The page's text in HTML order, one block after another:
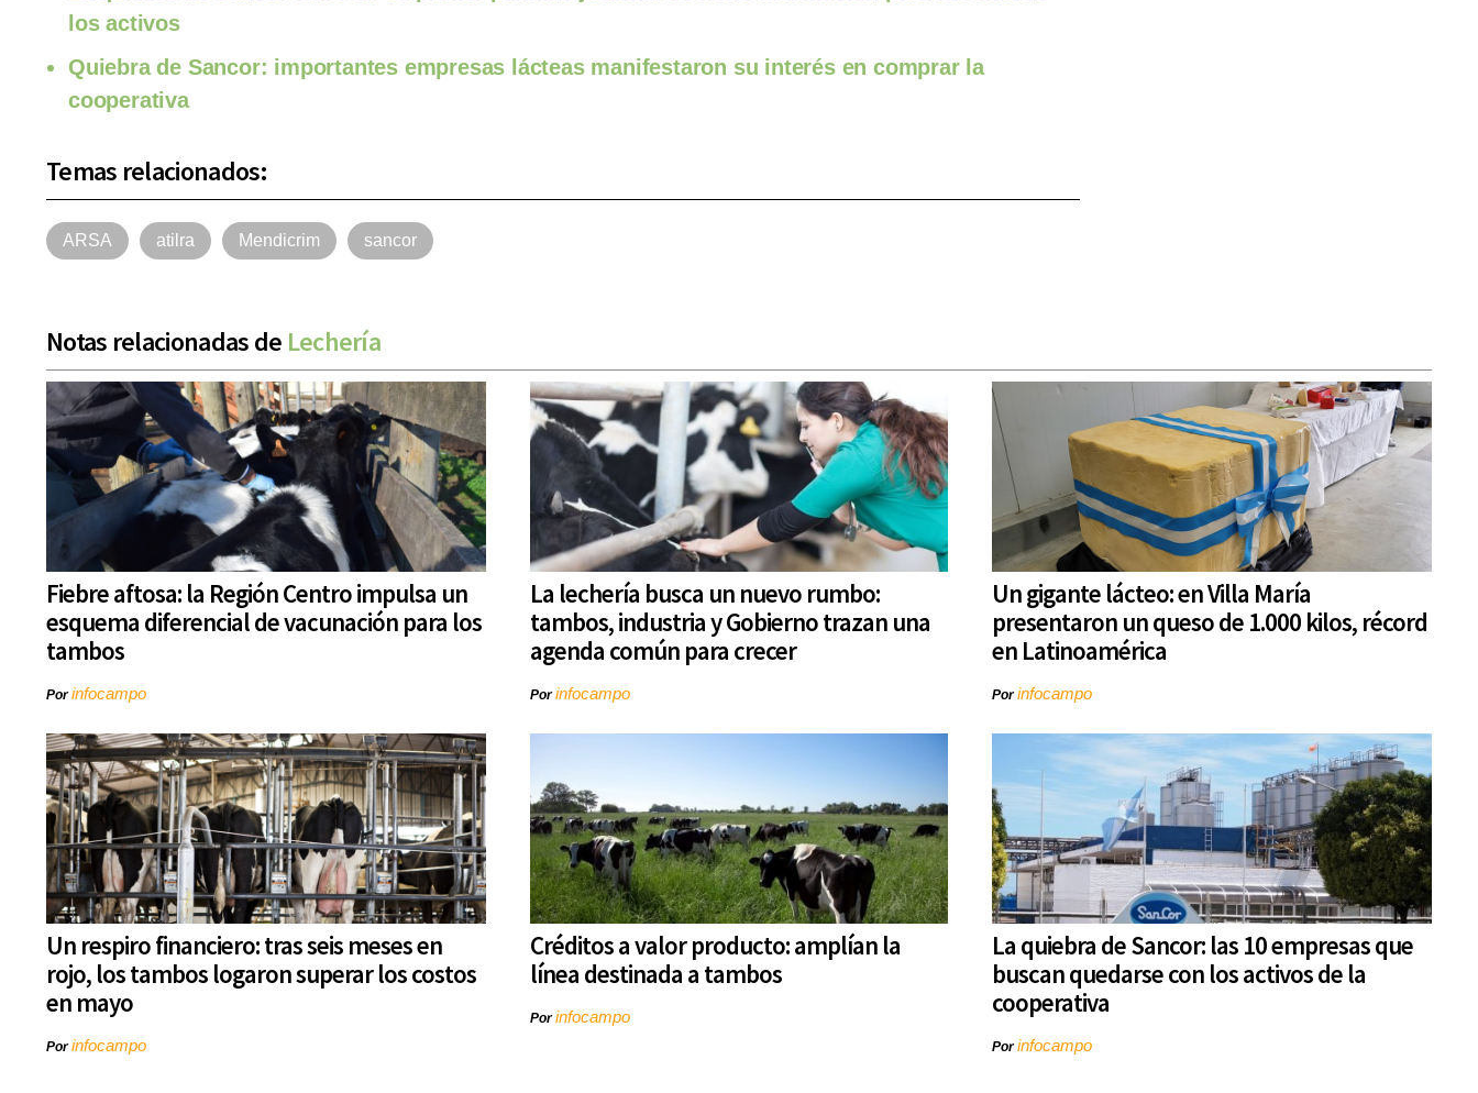
los activos
Quiebra de Sancor: importantes empresas lácteas manifestaron su interés en comprar la
cooperativa
Temas relacionados:
ARSA atilra Mendicrim sancor
Notas relacionadas de Lechería
Fiebre aftosa: la Región Centro impulsa un
esquema diferencial de vacunación para los
tambos
Porinfocampo
La lechería busca un nuevo rumbo:
tambos, industria y Gobierno trazan una
agenda común para crecer
Porinfocampo
Un gigante lácteo: en Villa María
presentaron un queso de 1.000 kilos, récord
en Latinoamérica
Porinfocampo
Un respiro financiero: tras seis meses en
rojo, los tambos logaron superar los costos
en mayo
Porinfocampo
Créditos a valor producto: amplían la
línea destinada a tambos
Porinfocampo
La quiebra de Sancor: las 10 empresas que
buscan quedarse con los activos de la
cooperativa
Porinfocampo